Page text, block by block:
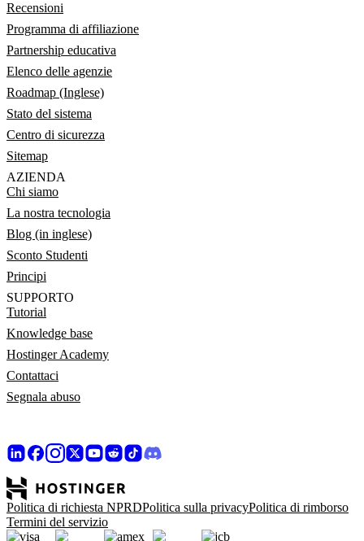
Recensioni
Programma di affiliazione
Partnership educativa
Elenco delle agenzie
Roadmap (Inglese)
Stato del sistema
Centro di sicurezza
Sitemap
AZIENDA
Chi siamo
La nostra tecnologia
Blog (in inglese)
Sconto Studenti
Principi
SUPPORTO
Tutorial
Knowledge base
Hostinger Academy
Contattaci
Segnala abuso
Politica di richiesta NPRDPolitica sulla privacyPolitica di rimborso
Termini del servizio